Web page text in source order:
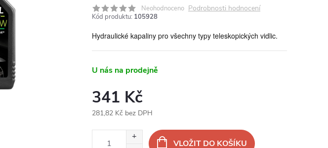
Neohodnoceno Podrobnosti hodnocení
Kód produktu: 105928
Hydraulické kapaliny pro všechny typy teleskopických vidlic.
U nás na prodejně
341 Kč
281,82 Kč bez DPH
VLOŽIT DO KOŠÍKU